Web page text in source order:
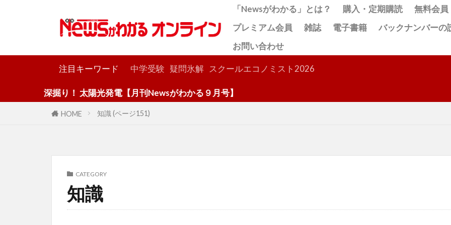
「Newsがわかる」とは？ 購入・定期購読
無料会員
プレミアム会員
雑誌 電子書籍
バックナンバーの
お問い合わせ
注目キーワード 中学受験 疑問氷解 スクールエコノミスト2026
深掘り！ 太陽光発電【月刊Newsがわかる９月号】
HOME 知識 (ページ151)
CATEGORY
知識
検索